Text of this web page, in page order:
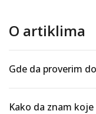
O artiklima
Gde da proverim
Kako da znam